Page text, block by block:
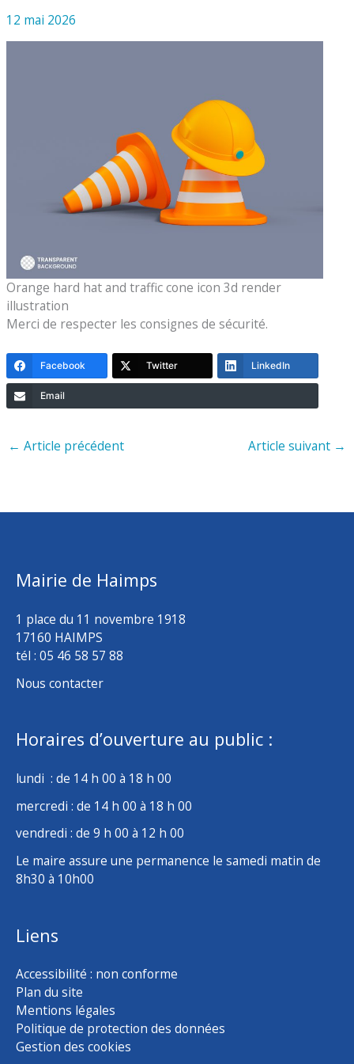
12 mai 2026
Orange hard hat and traffic cone icon 3d render
illustration
Merci de respecter les consignes de sécurité.
Facebook Twitter LinkedIn
Email
← Article précédent Article suivant →
Mairie de Haimps
1 place du 11 novembre 1918
17160 HAIMPS
tél : 05 46 58 57 88
Nous contacter
Horaires d’ouverture au public :
lundi : de 14 h 00 à 18 h 00
mercredi : de 14 h 00 à 18 h 00
vendredi : de 9 h 00 à 12 h 00
Le maire assure une permanence le samedi matin de
8h30 à 10h00
Liens
Accessibilité : non conforme
Plan du site
Mentions légales
Politique de protection des données
Gestion des cookies